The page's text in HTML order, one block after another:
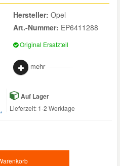
Hersteller: Opel
Art.-Nummer: EP6411288
Original Ersatzteil
mehr
Auf Lager
Lieferzeit: 1-2 Werktage